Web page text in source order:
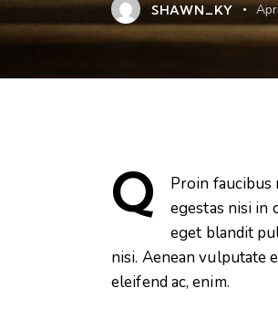
SHAWN_KY
Q
Proin faucibus
egestas nisi in
eget blandit
nisi. Aenean vulputate
eleifend ac, enim.